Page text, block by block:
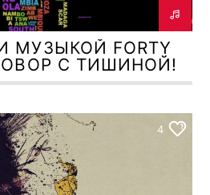
МУЗЫКОЙ FORTY
С ТИШИНОЙ!
4